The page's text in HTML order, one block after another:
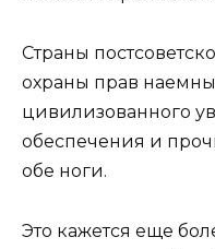
Страны
охраны прав
цивилизованного
обеспечения и
обе ноги.
Это кажется еще